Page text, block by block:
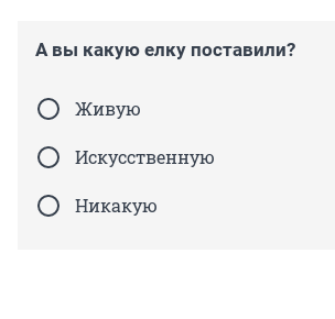
А вы какую елку поставили?
Живую
Искусственную
Никакую